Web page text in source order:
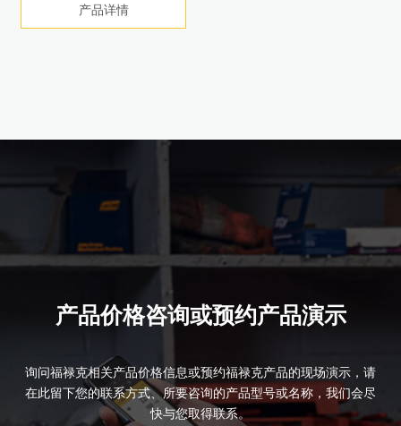
产品详情
产品详情
产品详情
立即购买
立即购买
产品详情
立即购买
立即购买
产品详情
产品价格咨询或预约产品演示
询问福禄克相关产品价格信息或预约福禄克产品的现场演示，请
在此留下您的联系方式、所要咨询的产品型号或名称，我们会尽
快与您取得联系。